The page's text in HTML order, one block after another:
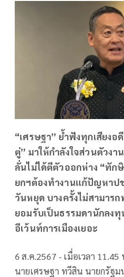
“เศรษฐา” ย้ำฟังทุกเสียง
ตู่” มาให้กำลังใจส่วนตัวง
ลั่นไม่ได้ตีตัวออกห่าง “ทั
ยกฯต้องทำงานแก้ปัญหาป
วันหยุด บางครั้งไม่สามาร
ยอมรับเป็นธรรมดานักลงทุ
อีเว้นท์การเมืองเยอะ
6 ส.ค.2567 - เมื่อเวลา
นายเศรษฐา ทวีสิน นายกรัฐ